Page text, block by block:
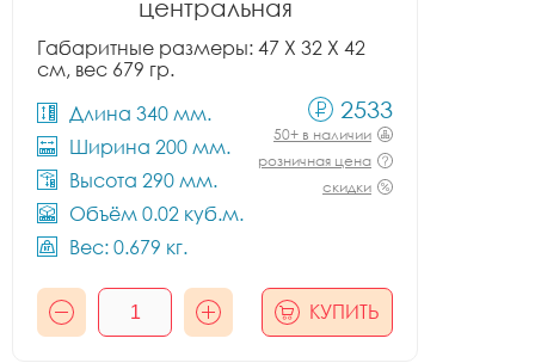
центральная
Габаритные размеры: 47 X 32 X 42
см, вес 679 гр.
Длина 340 мм.
Ширина 200 мм.
Высота 290 мм.
Объём 0.02 куб.м.
Вес: 0.679 кг.
2533
50+ в наличии
розничная цена
скидки
КУПИТЬ